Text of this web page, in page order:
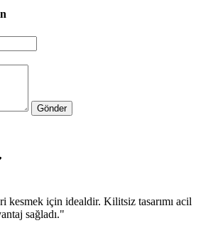
Gönder
kesmek için idealdir. Kilitsiz tasarımı acil
sağladı."